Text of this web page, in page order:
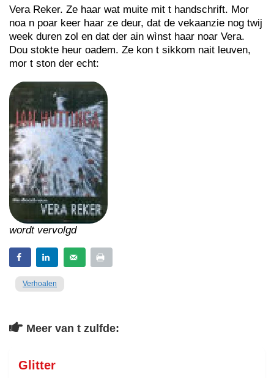
Vera Reker. Ze haar wat muite mit t handschrift. Mor
noa n poar keer haar ze deur, dat de vekaanzie nog twij
week duren zol en dat der ain wìnst haar noar Vera.
Dou stokte heur oadem. Ze kon t sikkom nait leuven,
mor t ston der echt:
wordt vervolgd
Verhoalen
Meer van t zulfde:
Glitter